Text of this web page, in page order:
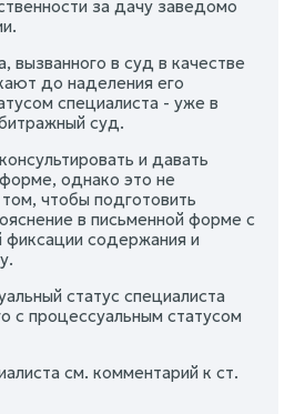
за дачу заведомо
вызванного в суд в качестве
до наделения его
специалиста - уже в
суд.
и давать
однако это не
чтобы подготовить
в письменной форме с
содержания и
статус специалиста
с процессуальным статусом
см. комментарий к ст.